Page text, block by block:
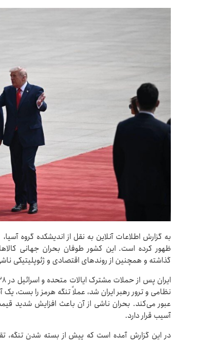
به گزارش اطلاعات آنلاین به نقل از اندیشکده گروه
ظهور کرده است. این کشور طوفان بحران جهانی
گذاشته و همچنین از روندهای اقتصادی و ژئوپلیتیکی
نظامی و ترور رهبر ایران شد، عملاً تنگه هرمز را بست،
عبور می‌کند. بحران ناشی از آن باعث افزایش شدید
آسیب قرار دارد.